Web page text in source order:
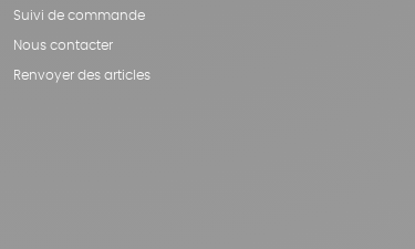
Suivi de commande
Nous contacter
Renvoyer des articles